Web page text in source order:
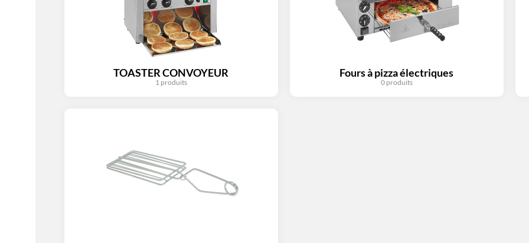
TOASTER CONVOYEUR
1 produits
Fours à pizza électriques
0 produits